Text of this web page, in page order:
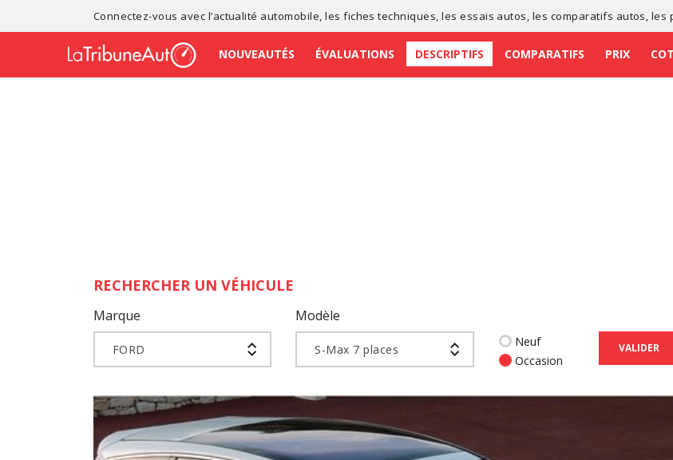
Connectez-vous avec l’actualité automobile , lesfiches techniques , lesessais autos , les comparatifs autos , les
NOUVEAUTÉS ÉVALUATIONS DESCRIPTIFS COMPARATIFS PRIX
RECHERCHER UN VÉHICULE
Marque
FORD
Modèle
S-Max 7 places
Neuf
Occasion
VALIDER